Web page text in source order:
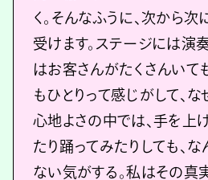
く。そんなふうに、次から
受けます。ステージには演
はお客さんがたくさんいて
もひとりって感じがして、
心地よさの中では、手を上
たり踊ってみたりしても、
ない気がする。私はその真